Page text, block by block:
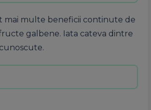
mai multe beneficii continute de
galbene. Iata cateva dintre